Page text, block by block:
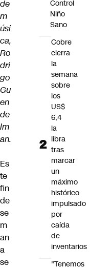
de
m
úsi
ca,
Ro
dri
go
Gu
en
de
lm
an.
Es
te
fin
de
se
m
an
a
se
Control
Niño
Sano
Cobre
cierra
la
semana
sobre
los
US$
6,4
la
libra
tras
marcar
un
máximo
histórico
impulsado
por
caída
de
inventarios
"Tenemos